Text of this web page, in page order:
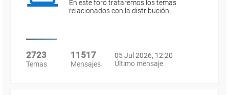
En este foro trataremos los temas
relacionados con la distribución…
2723
Temas
11517
Mensajes
05 Jul 2026, 12:20
Último mensaje